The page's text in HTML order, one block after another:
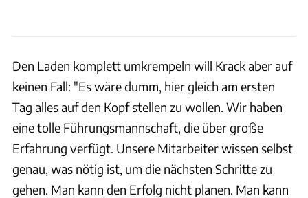
Den Laden komplett umkrempeln will Krack aber auf
keinen Fall: "Es wäre dumm, hier gleich am ersten
Tag alles auf den Kopf stellen zu wollen. Wir haben
eine tolle Führungsmannschaft, die über große
Erfahrung verfügt. Unsere Mitarbeiter wissen selbst
genau, was nötig ist, um die nächsten Schritte zu
gehen. Man kann den Erfolg nicht planen. Man kann